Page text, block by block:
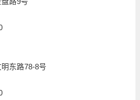
路9号
东路78-8号